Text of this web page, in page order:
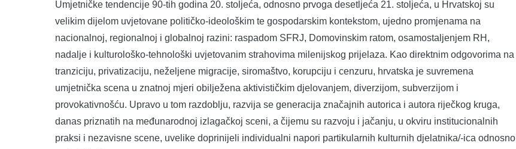
Umjetničke tendencije 90-tih godina 20. stoljeća, odnosno prvoga desetljeća 21. stoljeća, u Hrvatskoj su
velikim dijelom uvjetovane političko-ideološkim te gospodarskim kontekstom, ujedno promjenama na
nacionalnoj, regionalnoj i globalnoj razini: raspadom SFRJ, Domovinskim ratom, osamostaljenjem RH,
nadalje i kulturološko-tehnološki uvjetovanim strahovima milenijskog prijelaza. Kao direktnim odgovorima na
tranziciju, privatizaciju, neželjene migracije, siromaštvo, korupciju i cenzuru, hrvatska je suvremena
umjetnička scena u znatnoj mjeri obilježena aktivističkim djelovanjem, diverzijom, subverzijom i
provokativnošću. Upravo u tom razdoblju, razvija se generacija značajnih autorica i autora riječkog kruga,
danas priznatih na međunarodnoj izlagačkoj sceni, a čijemu su razvoju i jačanju, u okviru institucionalnih
praksi i nezavisne scene, uvelike doprinijeli individualni napori partikularnih kulturnih djelatnika/-ica odnosno